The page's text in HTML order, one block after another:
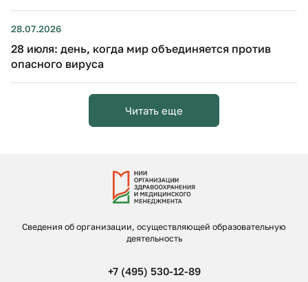
28.07.2026
28 июля: день, когда мир объединяется против
опасного вируса
Читать еще
Сведения об организации, осуществляющей образовательную
деятельность
+7 (495) 530-12-89